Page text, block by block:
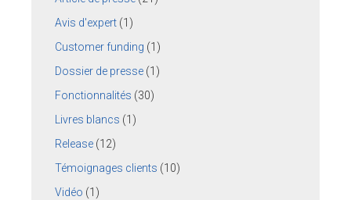
Avis d'expert (1)
Customer funding (1)
Dossier de presse (1)
Fonctionnalités (30)
Livres blancs (1)
Release (12)
Témoignages clients (10)
Vidéo (1)